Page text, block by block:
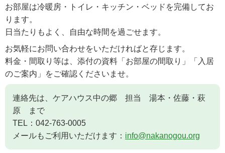
お部屋は冷暖房・トイレ・キッチン・ベッドを完備してお
ります。
日当たりもよく、自由な時間を過ごせます。
お気軽にお問い合わせをいただければと存じます。
料金・間取り等は、添付の資料「お部屋の間取り」「入居
のご案内」をご確認くださいませ。
連絡先は、ケアハウス中の郷 担当 湯本・佐藤・萩
原 まで
TEL：042-763-0005
メールもご利用いただけます： info@nakanogou.org